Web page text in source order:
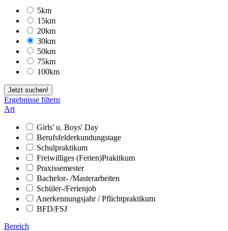
5km
15km
20km
30km
50km
75km
100km
Jetzt suchen!
Ergebnisse filtern
Art
Girls' u. Boys' Day
Berufsfelderkundungstage
Schulpraktikum
Freiwilliges (Ferien)Praktikum
Praxissemester
Bachelor- /Masterarbeiten
Schüler-/Ferienjob
Anerkennungsjahr / Pflichtpraktikum
BFD/FSJ
Bereich